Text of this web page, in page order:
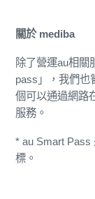
關於 mediba
除了營運au相關
pass」，我們也
個可以通過網路
服務。
* au Smart Pass
標。